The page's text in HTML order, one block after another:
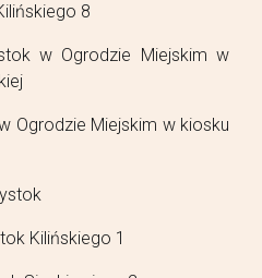
8
w Ogrodzie Miejskim w
Ogrodzie Miejskim w kiosku
Kilińskiego 1